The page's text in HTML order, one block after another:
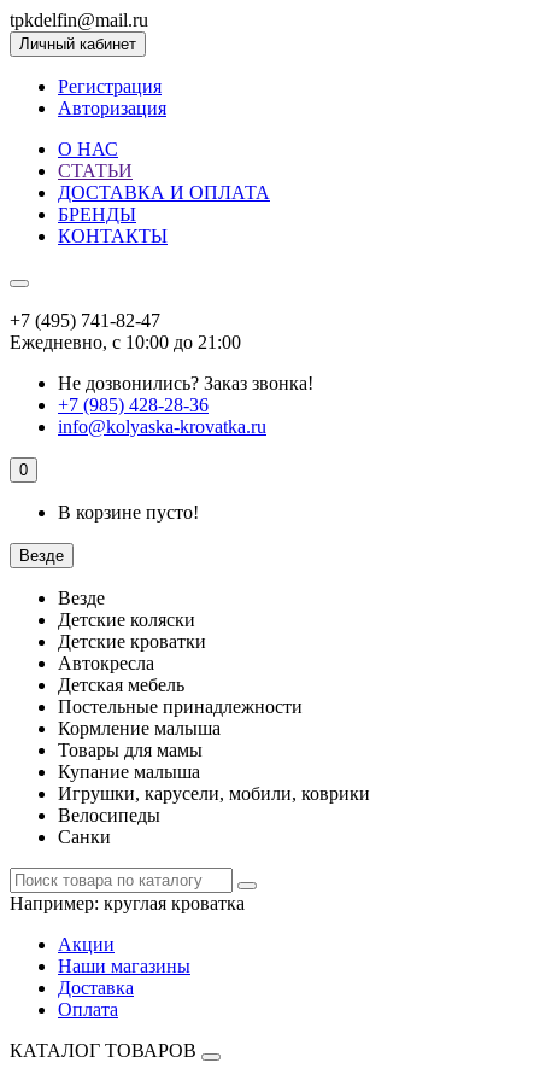
tpkdelfin@mail.ru
Личный кабинет
Регистрация
Авторизация
О НАС
СТАТЬИ
ДОСТАВКА И ОПЛАТА
БРЕНДЫ
КОНТАКТЫ
+7 (495) 741-82-47
Ежедневно, с 10:00 до 21:00
Не дозвонились? Заказ звонка!
+7 (985) 428-28-36
info@kolyaska-krovatka.ru
0
В корзине пусто!
Везде
Везде
Детские коляски
Детские кроватки
Автокресла
Детская мебель
Постельные принадлежности
Кормление малыша
Товары для мамы
Купание малыша
Игрушки, карусели, мобили, коврики
Велосипеды
Санки
Например: круглая кроватка
Акции
Наши магазины
Доставка
Оплата
КАТАЛОГ ТОВАРОВ